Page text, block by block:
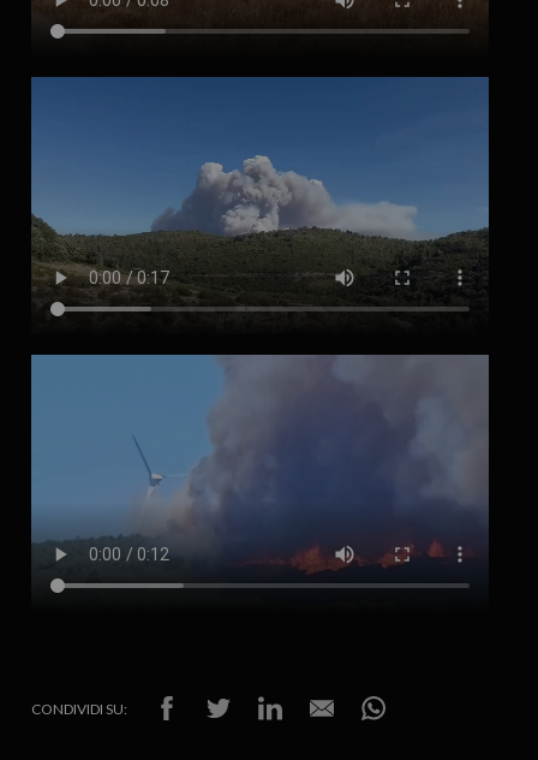
CONDIVIDI SU: